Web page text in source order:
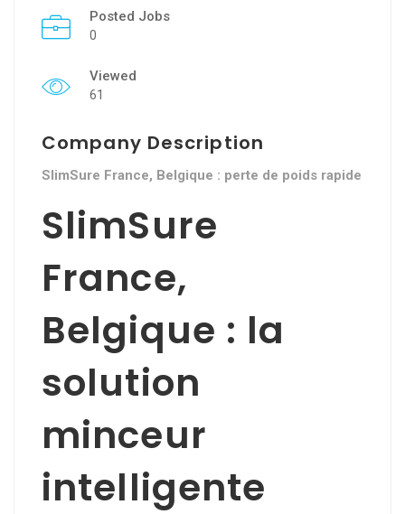
Posted Jobs
0
Viewed
61
Company Description
SlimSure France, Belgique : perte de poids rapide
SlimSure
France,
Belgique : la
solution
minceur
intelligente